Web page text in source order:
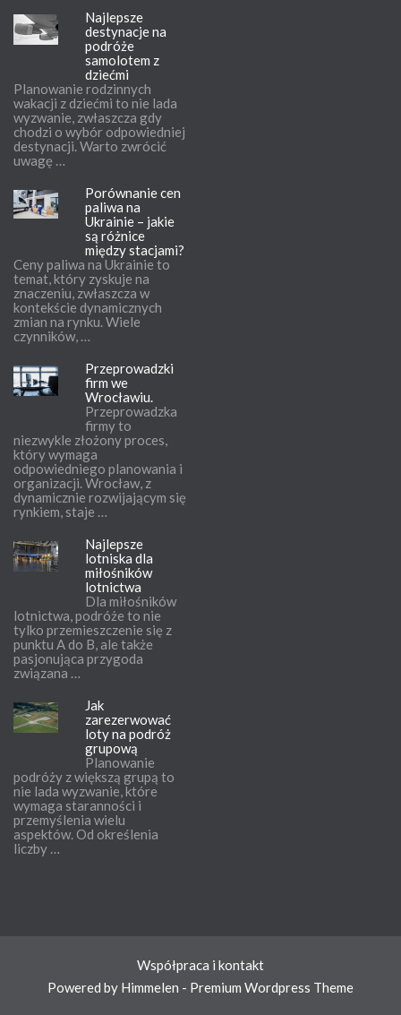
Najlepsze
destynacje na
podróże
samolotem z
dziećmi
Planowanie rodzinnych
wakacji z dziećmi to nie lada
wyzwanie, zwłaszcza gdy
chodzi o wybór odpowiedniej
destynacji. Warto zwrócić
uwagę …
Porównanie cen
paliwa na
Ukrainie – jakie
są różnice
między stacjami?
Ceny paliwa na Ukrainie to
temat, który zyskuje na
znaczeniu, zwłaszcza w
kontekście dynamicznych
zmian na rynku. Wiele
czynników, …
Przeprowadzki
firm we
Wrocławiu.
Przeprowadzka
firmy to
niezwykle złożony proces,
który wymaga
odpowiedniego planowania i
organizacji. Wrocław, z
dynamicznie rozwijającym się
rynkiem, staje …
Najlepsze
lotniska dla
miłośników
lotnictwa
Dla miłośników
lotnictwa, podróże to nie
tylko przemieszczenie się z
punktu A do B, ale także
pasjonująca przygoda
związana …
Jak
zarezerwować
loty na podróż
grupową
Planowanie
podróży z większą grupą to
nie lada wyzwanie, które
wymaga staranności i
przemyślenia wielu
aspektów. Od określenia
liczby …
Współpraca i kontakt
Powered by Himmelen - Premium Wordpress Theme